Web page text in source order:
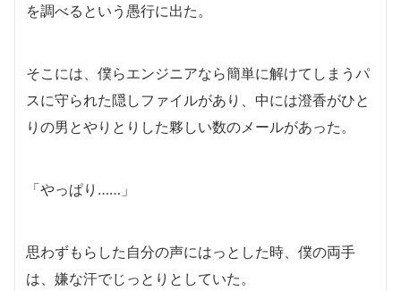
を調べるという愚行に出た。
そこには、僕らエンジニアなら簡単に解けてしまうパ
スに守られた隠しファイルがあり、中には澄香がひと
りの男とやりとりした夥しい数のメールがあった。
「やっぱり……」
思わずもらした自分の声にはっとした時、僕の両手
は、嫌な汗でじっとりとしていた。